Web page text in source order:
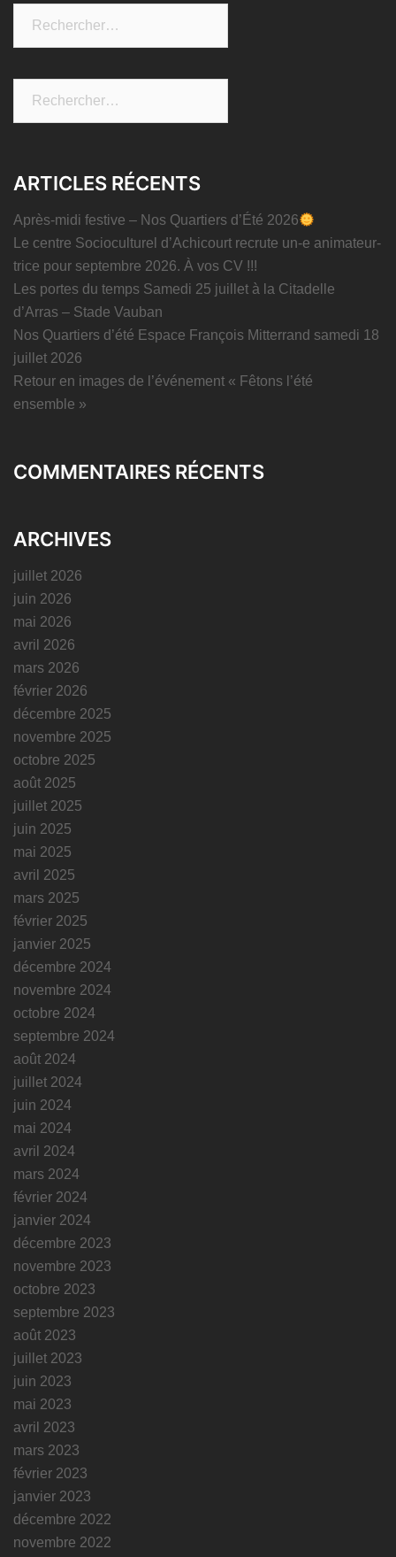
ARTICLES RÉCENTS
Après-midi festive – Nos Quartiers d’Été 2026
Le centre Socioculturel d’Achicourt recrute un-e animateur-
trice pour septembre 2026. À vos CV !!!
Les portes du temps Samedi 25 juillet à la Citadelle
d’Arras – Stade Vauban
Nos Quartiers d’été Espace François Mitterrand samedi 18
juillet 2026
Retour en images de l’événement « Fêtons l’été
ensemble »
COMMENTAIRES RÉCENTS
ARCHIVES
juillet 2026
juin 2026
mai 2026
avril 2026
mars 2026
février 2026
décembre 2025
novembre 2025
octobre 2025
août 2025
juillet 2025
juin 2025
mai 2025
avril 2025
mars 2025
février 2025
janvier 2025
décembre 2024
novembre 2024
octobre 2024
septembre 2024
août 2024
juillet 2024
juin 2024
mai 2024
avril 2024
mars 2024
février 2024
janvier 2024
décembre 2023
novembre 2023
octobre 2023
septembre 2023
août 2023
juillet 2023
juin 2023
mai 2023
avril 2023
mars 2023
février 2023
janvier 2023
décembre 2022
novembre 2022